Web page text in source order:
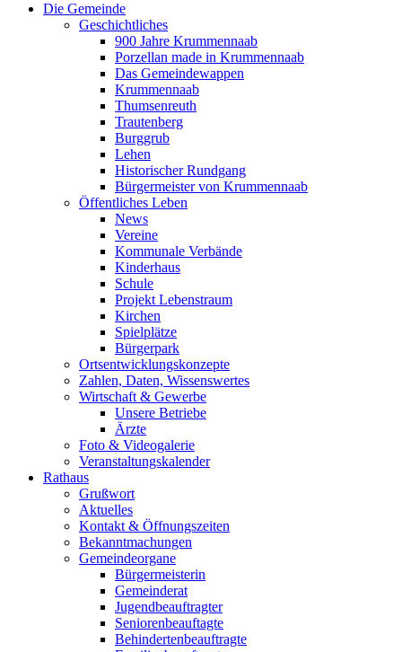
Die Gemeinde
Geschichtliches
900 Jahre Krummennaab
Porzellan made in Krummennaab
Das Gemeindewappen
Krummennaab
Thumsenreuth
Trautenberg
Burggrub
Lehen
Historischer Rundgang
Bürgermeister von Krummennaab
Öffentliches Leben
News
Vereine
Kommunale Verbände
Kinderhaus
Schule
Projekt Lebenstraum
Kirchen
Spielplätze
Bürgerpark
Ortsentwicklungskonzepte
Zahlen, Daten, Wissenswertes
Wirtschaft & Gewerbe
Unsere Betriebe
Ärzte
Foto & Videogalerie
Veranstaltungskalender
Rathaus
Grußwort
Aktuelles
Kontakt & Öffnungszeiten
Bekanntmachungen
Gemeindeorgane
Bürgermeisterin
Gemeinderat
Jugendbeauftragter
Seniorenbeauftagte
Behindertenbeauftragte